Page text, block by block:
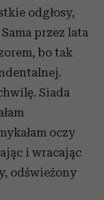
odgłosy,
przez lata
bo tak
Siada
oczy
i wracając
odświeżony